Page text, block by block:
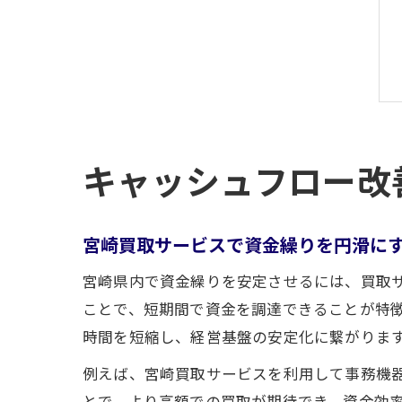
キャッシュフロー
宮崎買取サービスで資金繰りを円滑に
宮崎県内で資金繰りを安定させるには、買
ことで、短期間で資金を調達できることが
時間を短縮し、経営基盤の安定化に繋がりま
例えば、宮崎買取サービスを利用して事務機